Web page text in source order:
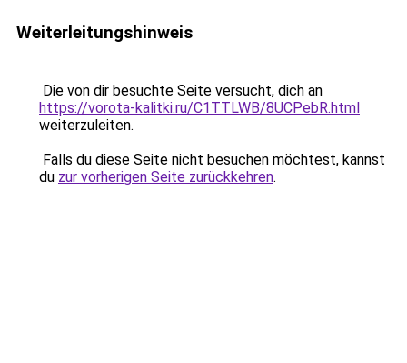
Weiterleitungshinweis
Die von dir besuchte Seite versucht, dich an
https://vorota-kalitki.ru/C1TTLWB/8UCPebR.html
weiterzuleiten.
Falls du diese Seite nicht besuchen möchtest, kannst
du zur vorherigen Seite zurückkehren.